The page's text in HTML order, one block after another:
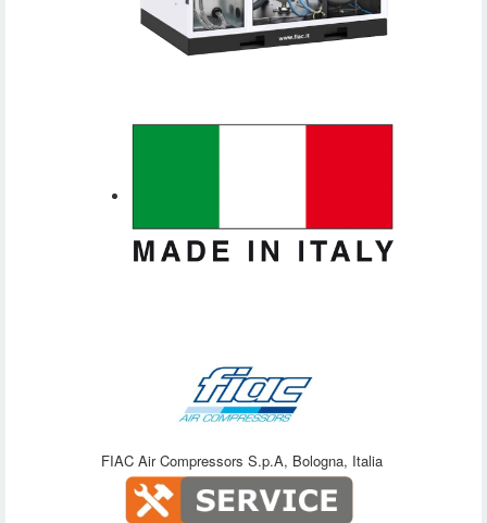
FIAC Air Compressors S.p.A, Bologna, Italia